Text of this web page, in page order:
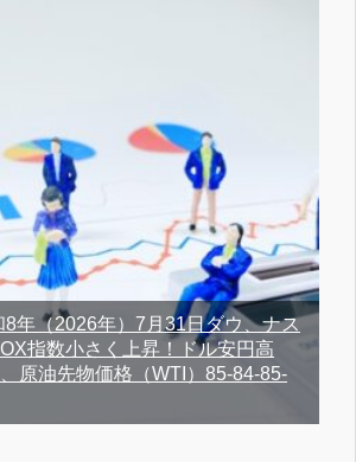
8年（2026年）7月31日ダウ、ナス
指数小さく上昇！ドル安円高
原油先物価格（WTI）85-84-85-